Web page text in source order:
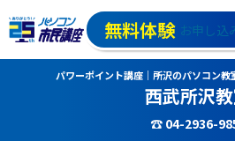
無料体験 お申し込
パワーポイント講座｜所沢のパソコン
西武所沢
☎ 04-2936-